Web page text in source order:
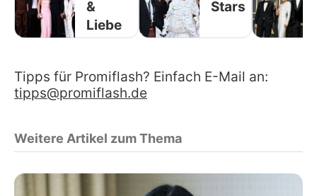
&
Liebe
Stars
Tipps für Promiflash? Einfach E-Mail an:
tipps@promiflash.de
Weitere Artikel zum Thema